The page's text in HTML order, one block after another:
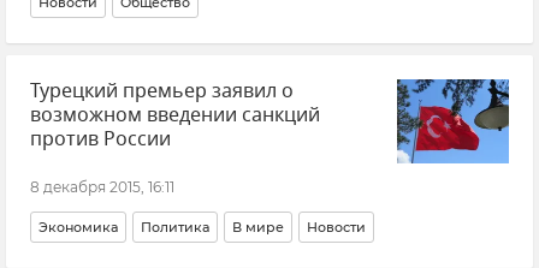
Турецкий премьер заявил о
возможном введении санкций
против России
8 декабря 2015, 16:11
Экономика Политика В мире Новости